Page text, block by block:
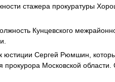
стажера прокуратуры
Кунцевского
юстиции Сергей Рюмшин,
Московской области.